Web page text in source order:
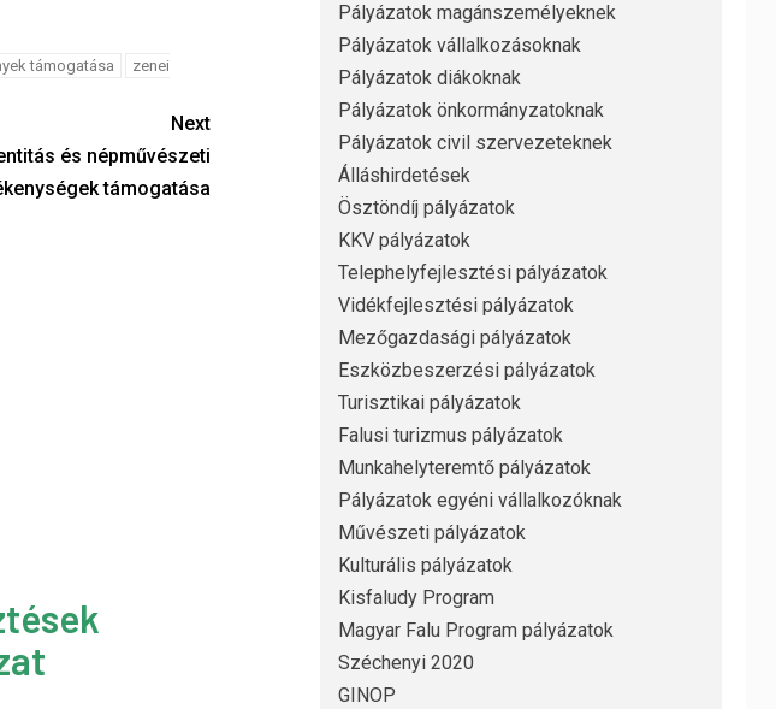
támogatása
zenei
Next
és népművészeti
támogatása
Pályázatok magánszemélyeknek
Pályázatok vállalkozásoknak
Pályázatok diákoknak
Pályázatok önkormányzatoknak
Pályázatok civil szervezeteknek
Álláshirdetések
Ösztöndíj pályázatok
KKV pályázatok
Telephelyfejlesztési pályázatok
Vidékfejlesztési pályázatok
Mezőgazdasági pályázatok
Eszközbeszerzési pályázatok
Turisztikai pályázatok
Falusi turizmus pályázatok
Munkahelyteremtő pályázatok
Pályázatok egyéni vállalkozóknak
Művészeti pályázatok
Kulturális pályázatok
Kisfaludy Program
Magyar Falu Program pályázatok
Széchenyi 2020
GINOP